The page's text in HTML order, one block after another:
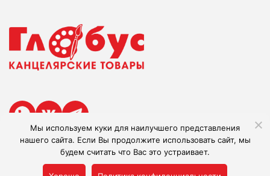
Сделано в Adlibis
Мы используем куки для наилучшего представления
нашего сайта. Если Вы продолжите использовать сайт, мы
будем считать что Вас это устраивает.